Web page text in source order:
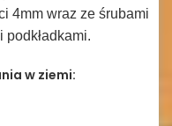
4mm wraz ze śrubami
podkładkami.
w ziemi: